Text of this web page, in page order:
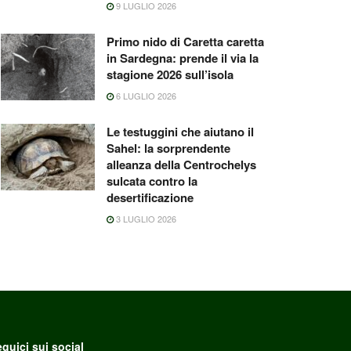
9 LUGLIO 2026
Primo nido di Caretta caretta
in Sardegna: prende il via la
stagione 2026 sull’isola
6 LUGLIO 2026
Le testuggini che aiutano il
Sahel: la sorprendente
alleanza della Centrochelys
sulcata contro la
desertificazione
3 LUGLIO 2026
sui social